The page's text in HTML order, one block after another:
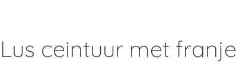
Lus ceintuur met franje